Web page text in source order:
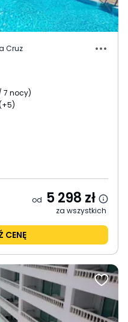
Cruz
7 nocy)
od 5 298 zł
za wszystkich
CENĘ